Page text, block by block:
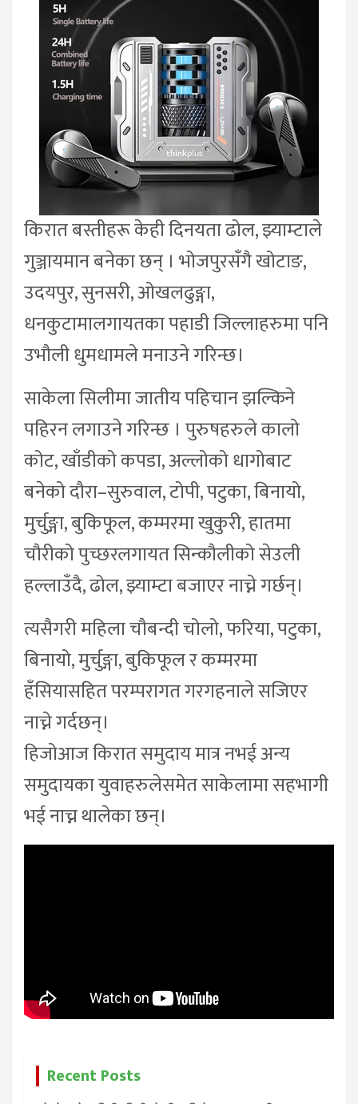
किरात बस्तीहरू केही दिनयता ढोल, झ्याम्टाले
गुञ्जायमान बनेका छन् । भोजपुरसँगै खोटाङ,
उदयपुर, सुनसरी, ओखलढुङ्गा,
धनकुटामालगायतका पहाडी जिल्लाहरुमा पनि
उभौली धुमधामले मनाउने गरिन्छ।
साकेला सिलीमा जातीय पहिचान झल्किने
पहिरन लगाउने गरिन्छ । पुरुषहरुले कालो
कोट, खाँडीको कपडा, अल्लोको धागोबाट
बनेको दौरा–सुरुवाल, टोपी, पटुका, बिनायो,
मुर्चुङ्गा, बुकिफूल, कम्मरमा खुकुरी, हातमा
चौरीको पुच्छरलगायत सिन्कौलीको सेउली
हल्लाउँदै, ढोल, झ्याम्टा बजाएर नाच्ने गर्छन्।
त्यसैगरी महिला चौबन्दी चोलो, फरिया, पटुका,
बिनायो, मुर्चुङ्गा, बुकिफूल र कम्मरमा
हँसियासहित परम्परागत गरगहनाले सजिएर
नाच्ने गर्दछन्।
हिजोआज किरात समुदाय मात्र नभई अन्य
समुदायका युवाहरुलेसमेत साकेलामा सहभागी
भई नाच्न थालेका छन्।
Recent Posts